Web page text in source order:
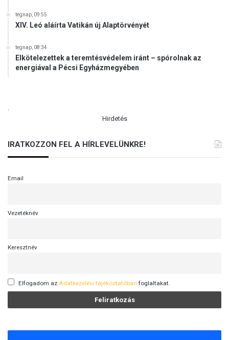
tegnap, 09:55
XIV. Leó aláírta Vatikán új Alaptörvényét
tegnap, 08:34
Elkötelezettek a teremtésvédelem iránt – spórolnak az
energiával a Pécsi Egyházmegyében
.
Hirdetés
IRATKOZZON FEL A HÍRLEVELÜNKRE!
Email
Vezetéknév
Keresztnév
Elfogadom az Adatkezelési tájékoztatóban foglaltakat.